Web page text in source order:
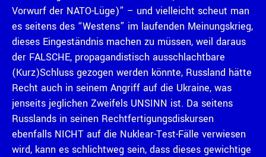
Vorwurf der NATO-Lüge)” – und vielleicht scheut man
es seitens des “Westens” im laufenden Meinungskrieg,
dieses Eingeständnis machen zu müssen, weil daraus
der FALSCHE, propagandistisch ausschlachtbare
(Kurz)Schluss gezogen werden könnte, Russland hätte
Recht auch in seinem Angriff auf die Ukraine, was
jenseits jeglichen Zweifels UNSINN ist. Da seitens
Russlands in seinen Rechtfertigungsdiskursen
ebenfalls NICHT auf die Nuklear-Test-Fälle verwiesen
wird, kann es schlichtweg sein, dass dieses gewichtige